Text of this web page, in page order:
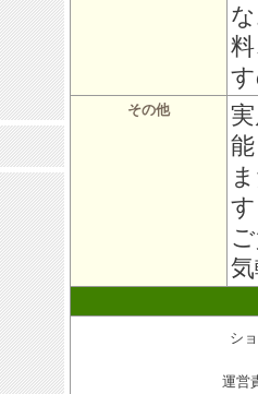
その他
シ
運営